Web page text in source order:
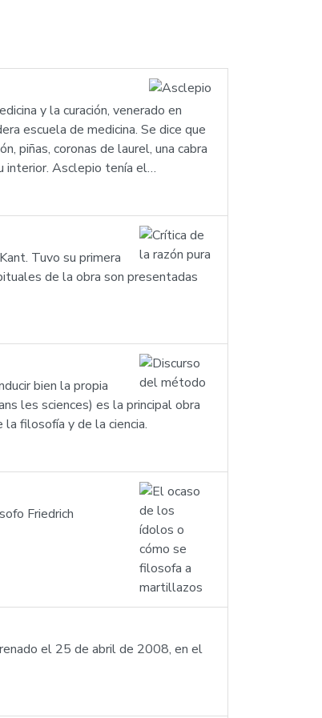
y la curación, venerado en
escuela de medicina. Se dice que
piñas, coronas de laurel, una cabra
interior. Asclepio tenía el…
Tuvo su primera
de la obra son presentadas
bien la propia
les sciences) es la principal obra
filosofía y de la ciencia.
Friedrich
el 25 de abril de 2008, en el